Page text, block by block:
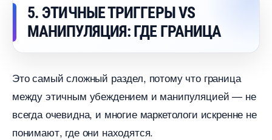
5. ЭТИЧНЫЕ ТРИГГЕРЫ VS
МАНИПУЛЯЦИЯ: ГДЕ ГРАНИЦА
Это самый сложный раздел, потому что граница
между этичным убеждением и манипуляцией — не
сегда очевидна, и многие маркетологи искренне не
понимают, где они находятся.